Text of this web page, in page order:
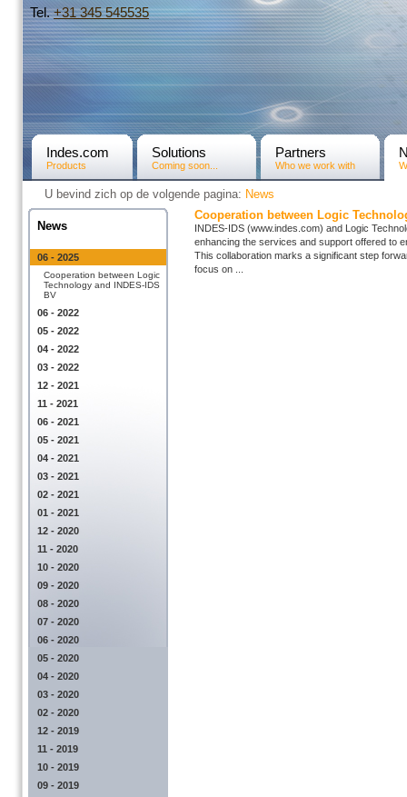
Tel.+31­ 345 545535
Indes.com
Products
Solutions
Coming soon...
Partners
Who we work with
U bevind zich op de volgende pagina: News
News
06 - 2025
Cooperation between Logic
Technology and INDES-IDS
BV
06 - 2022
05 - 2022
04 - 2022
03 - 2022
12 - 2021
11 - 2021
06 - 2021
05 - 2021
04 - 2021
03 - 2021
02 - 2021
01 - 2021
12 - 2020
11 - 2020
10 - 2020
09 - 2020
08 - 2020
07 - 2020
06 - 2020
05 - 2020
04 - 2020
03 - 2020
02 - 2020
12 - 2019
11 - 2019
10 - 2019
09 - 2019
Cooperation between Logic
INDES-IDS (www.indes.com) and Logic
enhancing the services and support offered to
This collaboration marks a significant step
focus on ...